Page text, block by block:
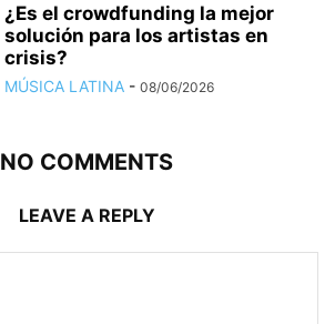
¿Es el crowdfunding la mejor
solución para los artistas en
crisis?
MÚSICA LATINA - 08/06/2026
NO COMMENTS
LEAVE A REPLY